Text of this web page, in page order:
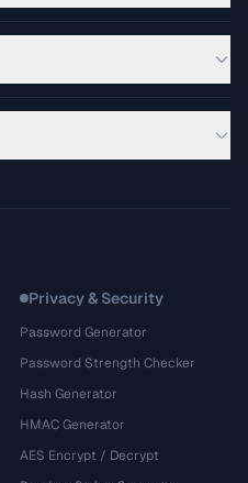
Privacy & Security
Password Generator
Password Strength Checker
Hash Generator
HMAC Generator
AES Encrypt / Decrypt